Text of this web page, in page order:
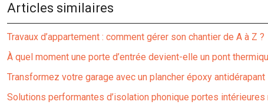
Articles similaires
Travaux d’appartement : comment gérer son chantier de A à Z ?
À quel moment une porte d’entrée devient-elle un pont
Transformez votre garage avec un plancher époxy antidérapant
Solutions performantes d’isolation phonique portes